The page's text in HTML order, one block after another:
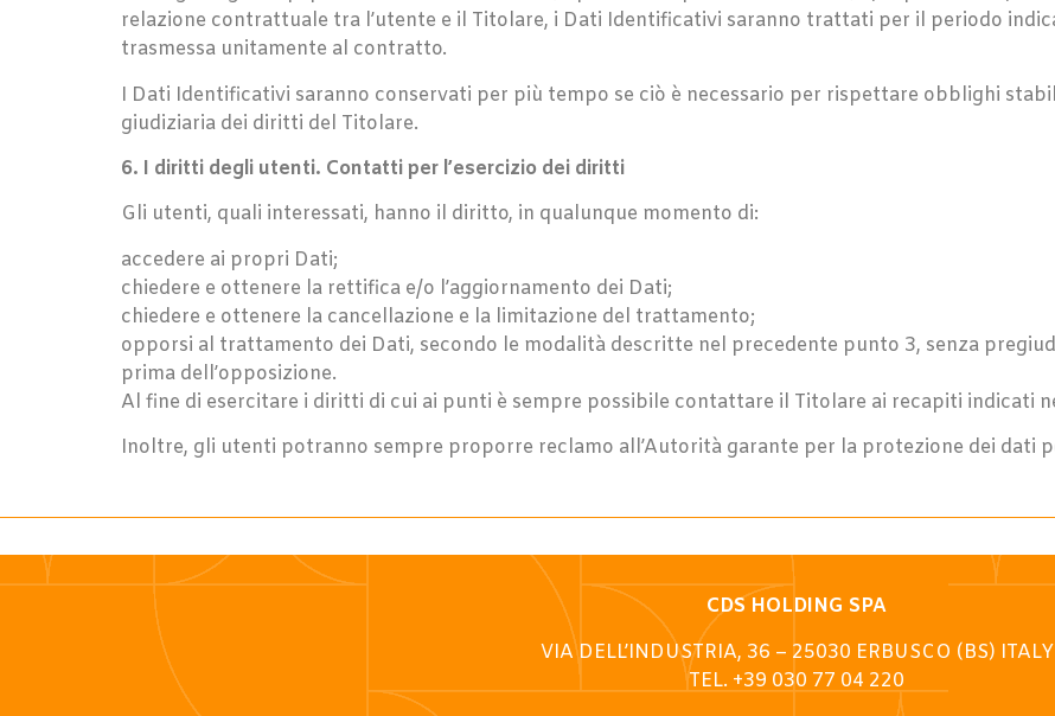
relazione contrattuale tra l’utente e il Titolare, i Dati Identificativi saranno trattati per il periodo
trasmessa unitamente al contratto.
I Dati Identificativi saranno conservati per più tempo se ciò è necessario per rispettare obblighi
giudiziaria dei diritti del Titolare.
6. I diritti degli utenti. Contatti per l’esercizio dei diritti
Gli utenti, quali interessati, hanno il diritto, in qualunque momento di:
accedere ai propri Dati;
chiedere e ottenere la rettifica e/o l’aggiornamento dei Dati;
chiedere e ottenere la cancellazione e la limitazione del trattamento;
opporsi al trattamento dei Dati, secondo le modalità descritte nel precedente punto 3, senza
prima dell’opposizione.
Al fine di esercitare i diritti di cui ai punti è sempre possibile contattare il Titolare ai recapiti indicati
Inoltre, gli utenti potranno sempre proporre reclamo all’Autorità garante per la protezione dei dati
CDS HOLDING SPA
VIA DELL’INDUSTRIA, 36 – 25030 ERBUSCO (BS) ITALY
TEL. +39 030 77 04 220